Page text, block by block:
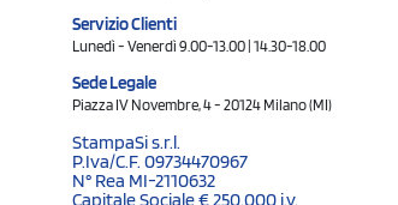
Servizio Clienti
Lunedì - Venerdì 9.00-13.00 | 14.30-18.00
Sede Legale
Piazza IV Novembre, 4 - 20124 Milano (MI)
StampaSi s.r.l.
P.Iva/C.F. 09734470967
N° Rea MI-2110632
Capitale Sociale € 250.000 i.v.